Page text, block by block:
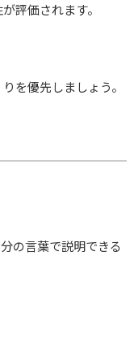
評価されます。
を優先しましょう。
の言葉で説明できる